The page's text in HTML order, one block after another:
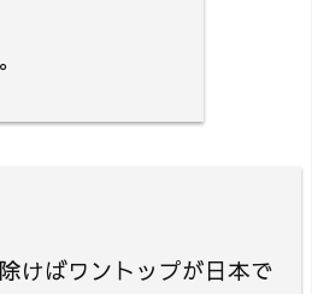
けばワントップが日本で